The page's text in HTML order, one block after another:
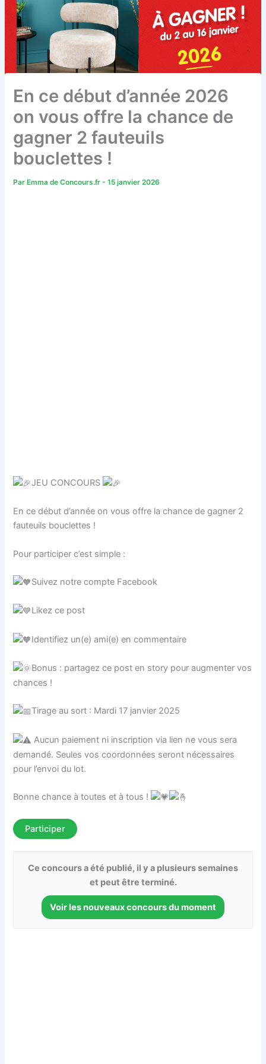
En ce début d’année 2026
on vous offre la chance de
gagner 2 fauteuils
bouclettes !
Par Emma de Concours.fr-15 janvier 2026
JEU CONCOURS
En ce début d’année on vous offre la chance de gagner 2
fauteuils bouclettes !
Pour participer c’est simple :
Suivez notre compte Facebook
Likez ce post
Identifiez un(e) ami(e) en commentaire
Bonus : partagez ce post en story pour augmenter vos
chances !
Tirage au sort : Mardi 17 janvier 2025
Aucun paiement ni inscription via lien ne vous sera
demandé. Seules vos coordonnées seront nécessaires
pour l’envoi du lot.
Bonne chance à toutes et à tous !
Participer
Ce concours a été publié, il y a plusieurs semaines
et peut être terminé.
Voir les nouveaux concours du moment